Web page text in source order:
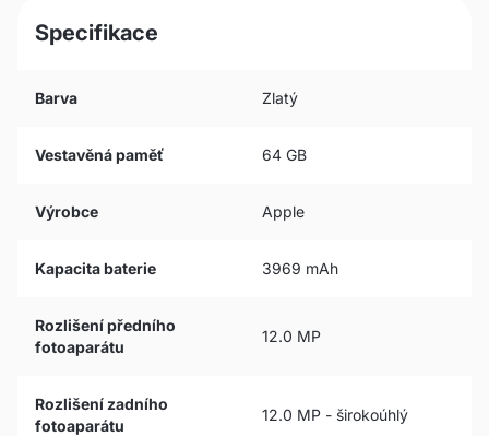
Specifikace
Barva Zlatý
Vestavěná paměť 64 GB
Výrobce Apple
Kapacita baterie 3969 mAh
Rozlišení předního
fotoaparátu
12.0 MP
Rozlišení zadního
fotoaparátu
12.0 MP - širokoúhlý